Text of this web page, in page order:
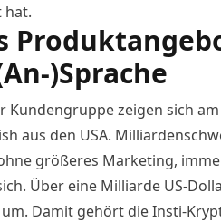
hat.
)Sprache
Kundengruppe zeigen sich
aus den USA.
größeres Marketing,
Über eine Milliarde US-
Damit gehört die Insti-